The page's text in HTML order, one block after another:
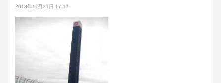
2018年12月31日 17:17